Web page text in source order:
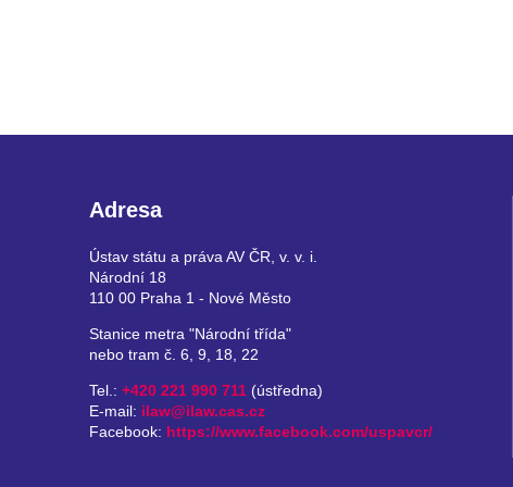
Adresa
Ústav státu a práva AV ČR, v. v. i.
Národní 18
110 00 Praha 1 - Nové Město
Stanice metra "Národní třída"
nebo tram č. 6, 9, 18, 22
Tel.: +420 221 990 711 (ústředna)
E-mail: ilaw@ilaw.cas.cz
Facebook: https://www.facebook.com/uspavcr/